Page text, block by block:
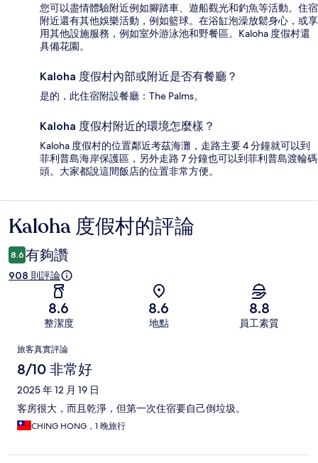
您可以盡情體驗附近例如腳踏車、遊船觀光和釣魚等活動。住宿
附近還有其他娛樂活動，例如籃球。在浴缸泡澡放鬆身心，或享
用其他設施服務，例如室外游泳池和野餐區。Kaloha 度假村還
具備花園。
Kaloha 度假村內部或附近是否有餐廳？
是的，此住宿附設餐廳：The Palms。
Kaloha 度假村附近的環境怎麼樣？
Kaloha 度假村的位置鄰近考茲海灘，走路主要 4 分鐘就可以到
菲利普島海岸保護區，另外走路 7 分鐘也可以到菲利普島渡輪碼
頭。大家都說這間飯店的位置非常方便。
評
論
Kaloha 度假村的評論
8.6 有夠讚
908 則評論
8.6
整潔度
8.6
地點
8.8
員工素質
評
論
旅客真實評論
8/10 非常好
2025 年 12 月 19 日
客房很大，而且乾淨，但第一次住宿要自己倒垃圾。
CHING HONG，1 晚旅行